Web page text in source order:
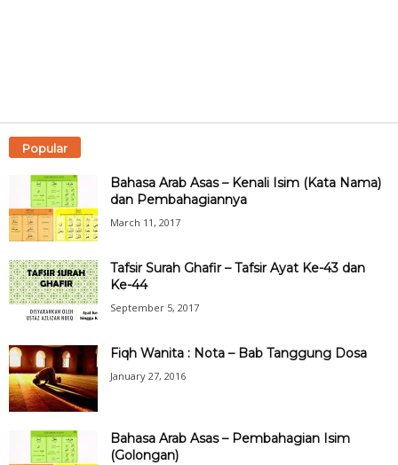
Popular
Bahasa Arab Asas – Kenali Isim (Kata Nama)
dan Pembahagiannya
March 11, 2017
Tafsir Surah Ghafir – Tafsir Ayat Ke-43 dan
Ke-44
September 5, 2017
Fiqh Wanita : Nota – Bab Tanggung Dosa
January 27, 2016
Bahasa Arab Asas – Pembahagian Isim
(Golongan)